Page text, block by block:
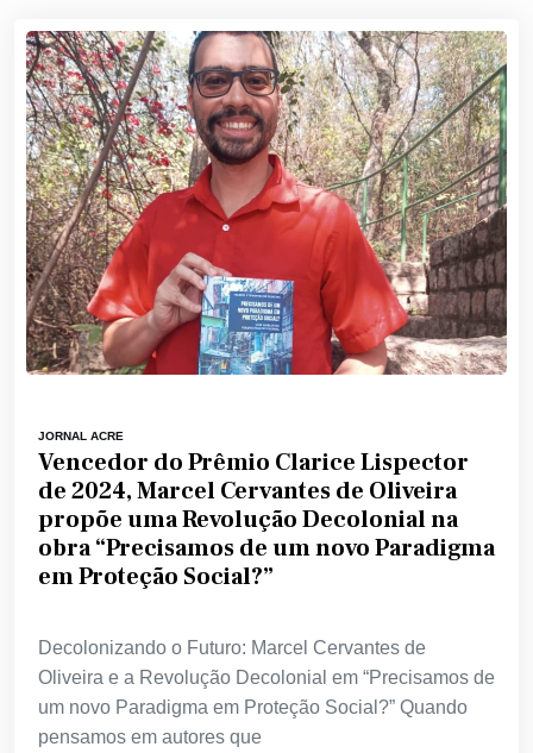
JORNAL ACRE
Vencedor do Prêmio Clarice Lispector
de 2024, Marcel Cervantes de Oliveira
propõe uma Revolução Decolonial na
obra “Precisamos de um novo Paradigma
em Proteção Social?”
Decolonizando o Futuro: Marcel Cervantes de
Oliveira e a Revolução Decolonial em “Precisamos de
um novo Paradigma em Proteção Social?” Quando
pensamos em autores que